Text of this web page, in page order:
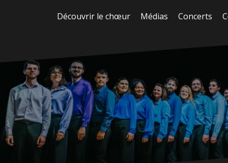
Découvrir le chœur Médias Concerts